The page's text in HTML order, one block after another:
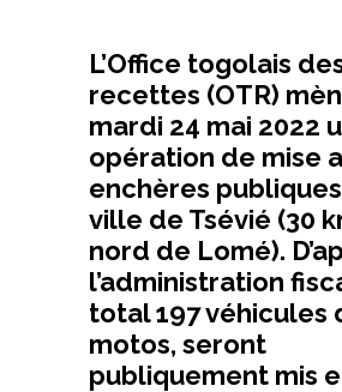
L’Office togolais
recettes (OTR)
mardi 24 mai 2022
opération de mise
enchères
ville de Tsévié (30
nord de Lomé).
l’administration
total 197 véhicules
motos, seront
publiquement mis